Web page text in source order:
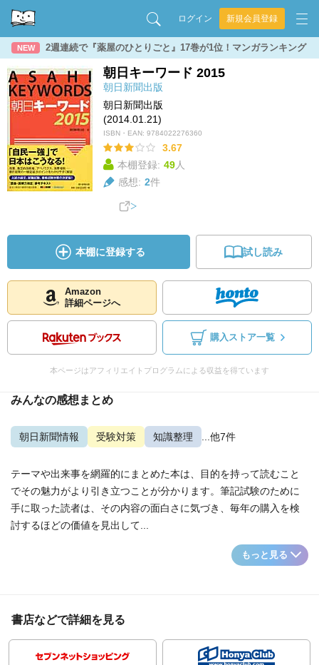
ログイン 新規会員登録
NEW 2週連続で『薬屋のひとりごと』17巻が1位！マンガランキング
朝日キーワード 2015
朝日新聞出版
朝日新聞出版
(2014.01.21)
ISBN・EAN: 9784022276360
3.67
本棚登録: 49人
感想: 2件
本棚に登録する 試し読み
Amazon
詳細ページへ
購入ストア一覧
本ページはアフィリエイトプログラムによる収益を得ています
みんなの感想まとめ
朝日新聞情報 受験対策 知識整理 ...他7件
テーマや出来事を網羅的にまとめた本は、目的を持って読むこと
でその魅力がより引き立つことが分かります。筆記試験のために
手に取った読者は、その内容の面白さに気づき、毎年の購入を検
討するほどの価値を見出して...
もっと見る
書店などで詳細を見る